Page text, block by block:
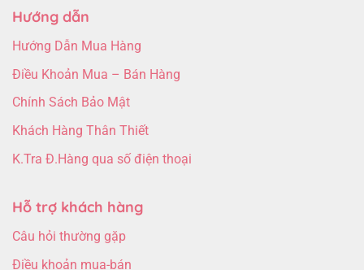
Hướng dẫn
Hướng Dẫn Mua Hàng
Điều Khoản Mua – Bán Hàng
Chính Sách Bảo Mật
Khách Hàng Thân Thiết
K.Tra Đ.Hàng qua số điện thoại
Hỗ trợ khách hàng
Câu hỏi thường gặp
Điều khoản mua-bán